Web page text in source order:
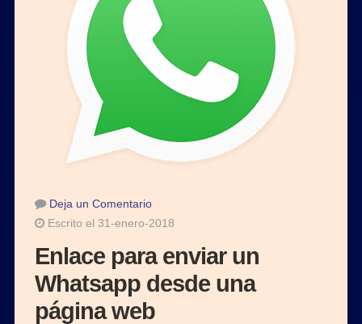
Deja un Comentario
Escrito el 31-enero-2018
Enlace para enviar un
Whatsapp desde una
página web